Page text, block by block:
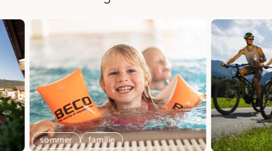
sommer familie